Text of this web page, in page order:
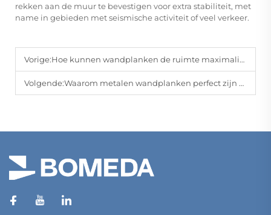
rekken aan de muur te bevestigen voor extra stabiliteit, met
name in gebieden met seismische activiteit of veel verkeer.
Vorige:Hoe kunnen wandplanken de ruimte maximaliseren en het kamerdesign verbeteren
Volgende:Waarom metalen wandplanken perfect zijn voor duurzame opslagoplossingen